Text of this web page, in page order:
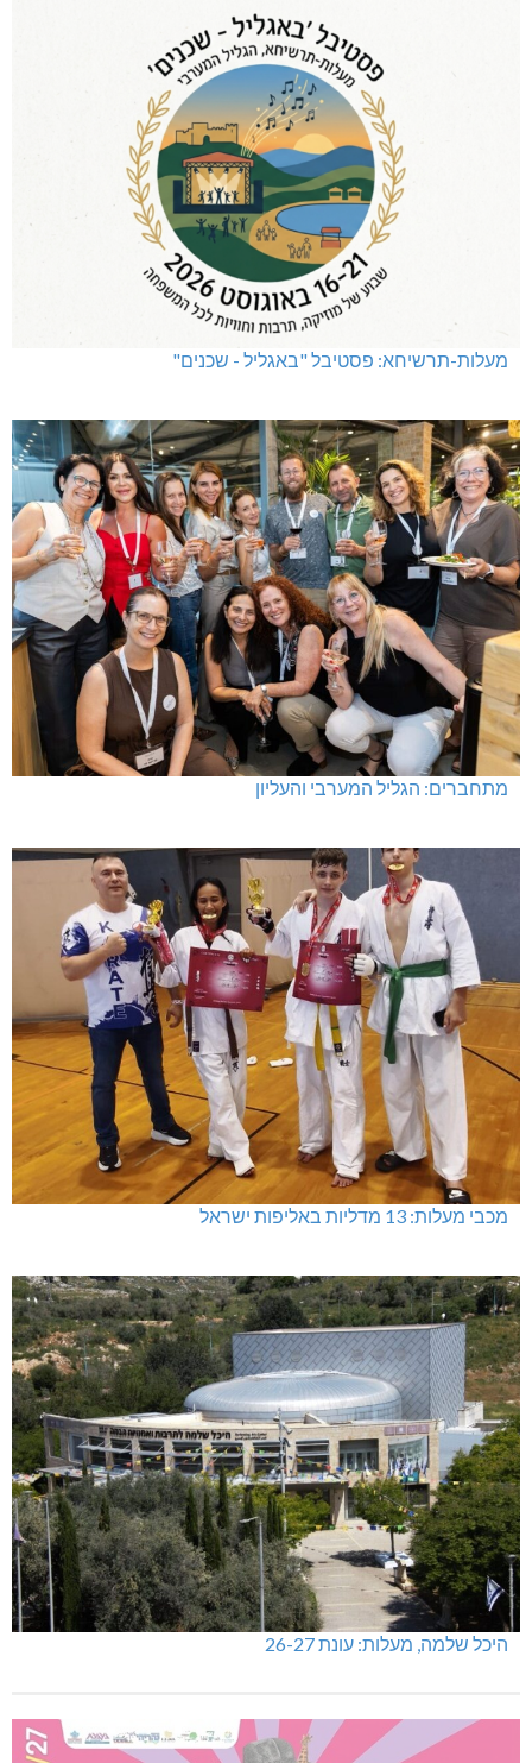
מעלות-תרשיחא: פסטיבל "באגליל - שכנים"
מתחברים: הגליל המערבי והעליון
מכבי מעלות: 13 מדליות באליפות ישראל
היכל שלמה, מעלות: עונת 26-27